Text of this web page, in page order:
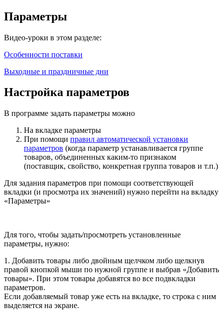
Параметры
Видео-уроки в этом разделе:
Особенности поставки
Выходные и праздничные дни
Настройка параметров
В программе задать параметры можно
На вкладке параметры
При помощи правил автоматической установки
параметров (когда параметр устанавливается группе
товаров, объединенных каким-то признаком
(поставщик, свойство, конкретная группа товаров и т.п.)
Для задания параметров при помощи соответствующей
вкладки (и просмотра их значений) нужно перейти на вкладку
«Параметры»
Для того, чтобы задать/просмотреть установленные
параметры, нужно:
1. Добавить товары либо двойным щелчком либо щелкнув
правой кнопкой мыши по нужной группе и выбрав «Добавить
товары». При этом товары добавятся во все подвкладки
параметров.
Если добавляемый товар уже есть на вкладке, то строка с ним
выделяется на экране.